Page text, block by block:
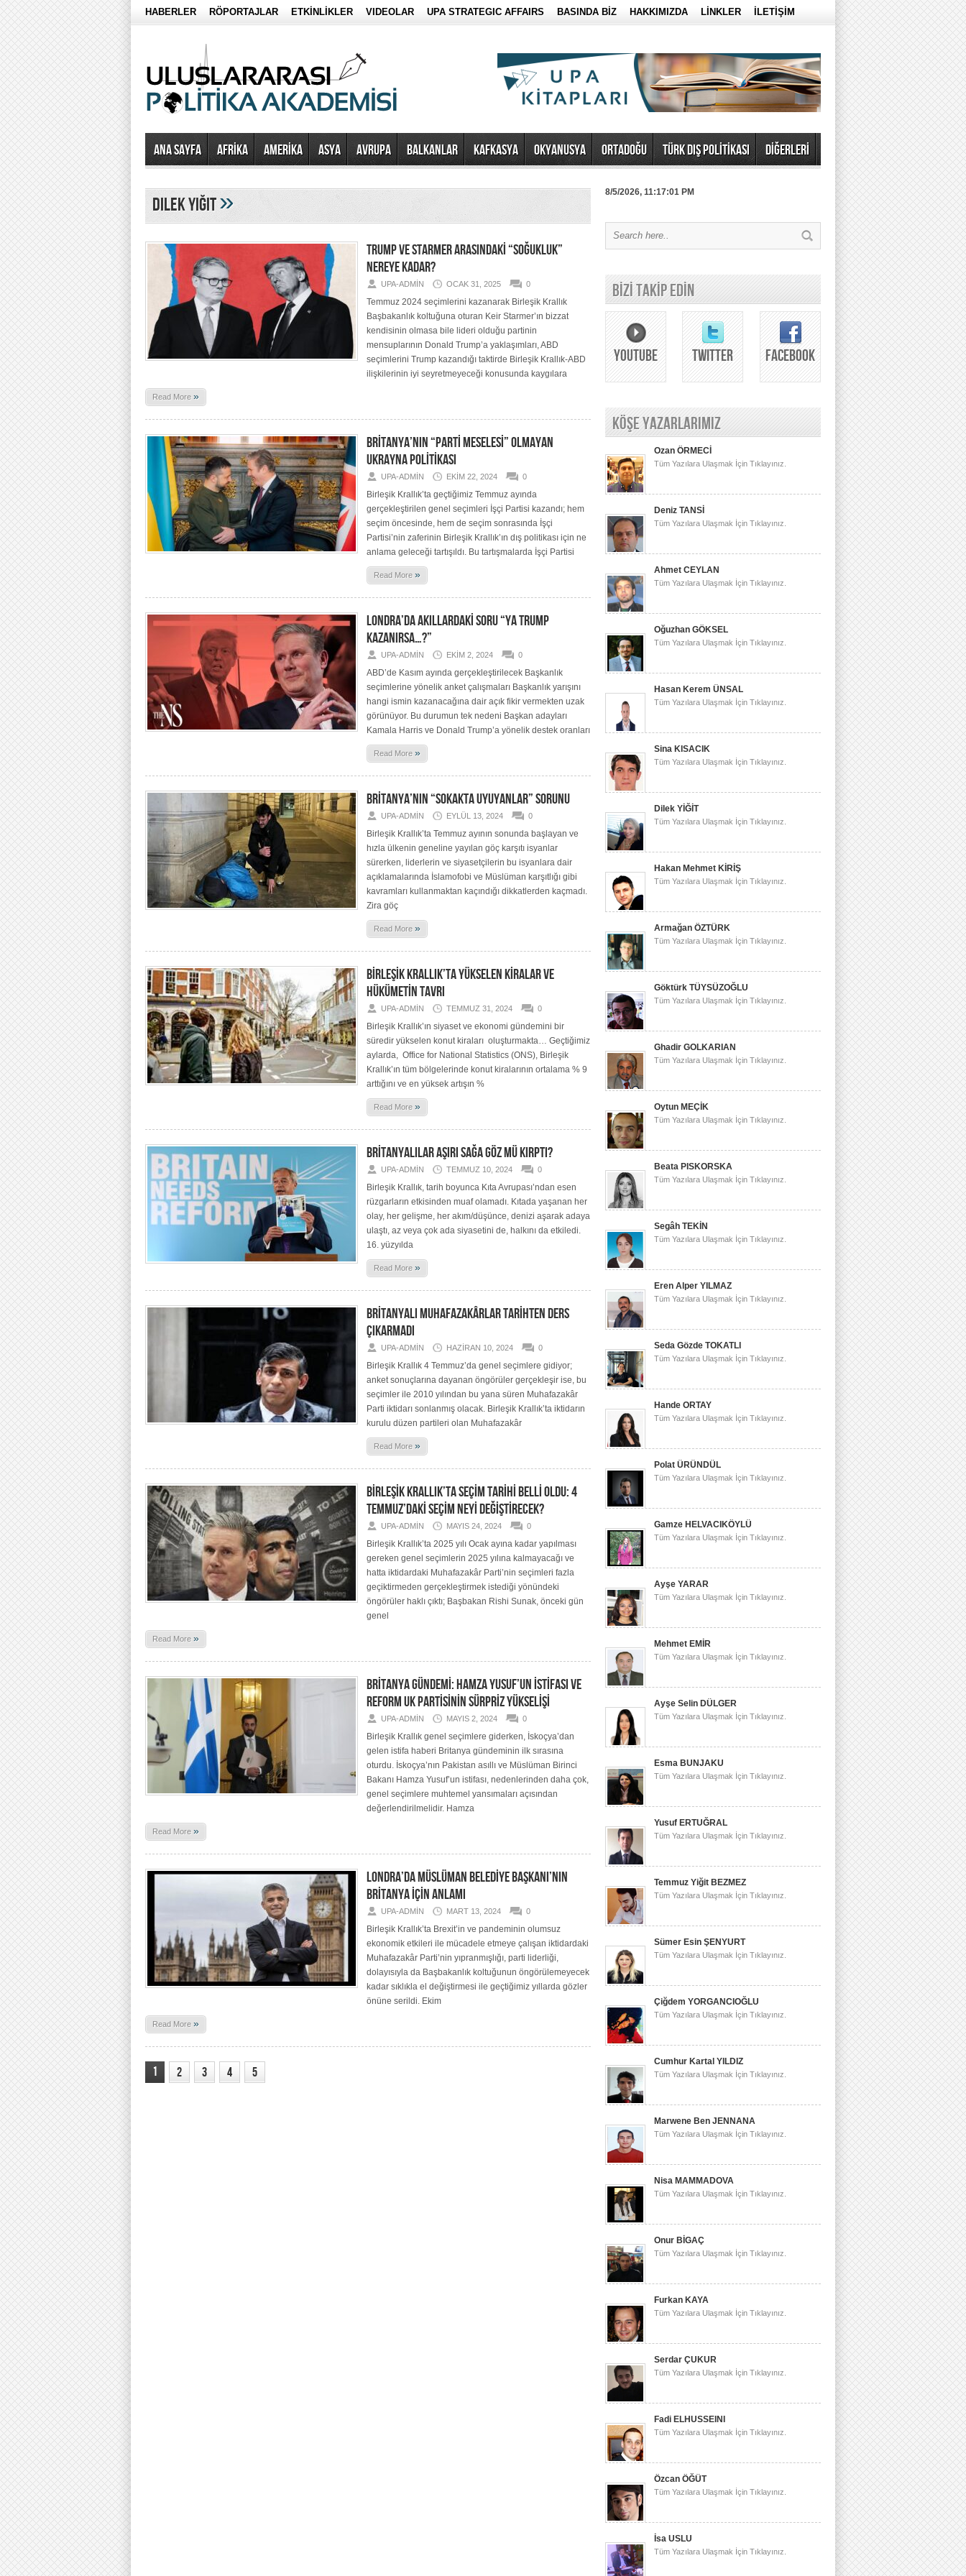
HABERLER RÖPORTAJLAR ETKİNLİKLER VIDEOLAR UPA STRATEGIC AFFAIRS BASINDA BİZ HAKKIMIZDA LİNKLER İLETİŞİM
Ana Sayfa AFRİKA AMERİKA ASYA AVRUPA BALKANLAR KAFKASYA OKYANUSYA ORTADOĞU TÜRK DIŞ POLİTİKASI DİĞERLERİ
dilek yiğit»
TRUMP VE STARMER ARASINDAKİ “SOĞUKLUK”
NEREYE KADAR?
UPA-ADMIN OCAK 31, 2025 0
Temmuz 2024 seçimlerini kazanarak Birleşik Krallık
Başbakanlık koltuğuna oturan Keir Starmer’ın bizzat
kendisinin olmasa bile lideri olduğu partinin
mensuplarının Donald Trump’a yaklaşımları, ABD
seçimlerini Trump kazandığı taktirde Birleşik Krallık-ABD
ilişkilerinin iyi seyretmeyeceği konusunda kaygılara
Read More »
BRİTANYA’NIN “PARTİ MESELESİ” OLMAYAN
UKRAYNA POLİTİKASI
UPA-ADMIN EKIM 22, 2024 0
Birleşik Krallık’ta geçtiğimiz Temmuz ayında
gerçekleştirilen genel seçimleri İşçi Partisi kazandı; hem
seçim öncesinde, hem de seçim sonrasında İşçi
Partisi’nin zaferinin Birleşik Krallık’ın dış politikası için ne
anlama geleceği tartışıldı. Bu tartışmalarda İşçi Partisi
Read More »
LONDRA’DA AKILLARDAKİ SORU “YA TRUMP
KAZANIRSA…?”
UPA-ADMIN EKIM 2, 2024 0
ABD’de Kasım ayında gerçekleştirilecek Başkanlık
seçimlerine yönelik anket çalışmaları Başkanlık yarışını
hangi ismin kazanacağına dair açık fikir vermekten uzak
görünüyor. Bu durumun tek nedeni Başkan adayları
Kamala Harris ve Donald Trump’a yönelik destek oranları
Read More »
BRİTANYA’NIN “SOKAKTA UYUYANLAR” SORUNU
UPA-ADMIN EYLÜL 13, 2024 0
Birleşik Krallık’ta Temmuz ayının sonunda başlayan ve
hızla ülkenin geneline yayılan göç karşıtı isyanlar
sürerken, liderlerin ve siyasetçilerin bu isyanlara dair
açıklamalarında İslamofobi ve Müslüman karşıtlığı gibi
kavramları kullanmaktan kaçındığı dikkatlerden kaçmadı.
Zira göç
Read More »
BİRLEŞİK KRALLIK’TA YÜKSELEN KİRALAR VE
HÜKÜMETİN TAVRI
UPA-ADMIN TEMMUZ 31, 2024 0
Birleşik Krallık’ın siyaset ve ekonomi gündemini bir
süredir yükselen konut kiraları oluşturmakta… Geçtiğimiz
aylarda, Office for National Statistics (ONS), Birleşik
Krallık’ın tüm bölgelerinde konut kiralarının ortalama % 9
arttığını ve en yüksek artışın %
Read More »
BRİTANYALILAR AŞIRI SAĞA GÖZ MÜ KIRPTI?
UPA-ADMIN TEMMUZ 10, 2024 0
Birleşik Krallık, tarih boyunca Kıta Avrupası’ndan esen
rüzgarların etkisinden muaf olamadı. Kıtada yaşanan her
olay, her gelişme, her akım/düşünce, denizi aşarak adaya
ulaştı, az veya çok ada siyasetini de, halkını da etkiledi.
16. yüzyılda
Read More »
BRİTANYALI MUHAFAZAKÂRLAR TARİHTEN DERS
ÇIKARMADI
UPA-ADMIN HAZIRAN 10, 2024 0
Birleşik Krallık 4 Temmuz’da genel seçimlere gidiyor;
anket sonuçlarına dayanan öngörüler gerçekleşir ise, bu
seçimler ile 2010 yılından bu yana süren Muhafazakâr
Parti iktidarı sonlanmış olacak. Birleşik Krallık’ta iktidarın
kurulu düzen partileri olan Muhafazakâr
Read More »
BİRLEŞİK KRALLIK’TA SEÇİM TARİHİ BELLİ OLDU: 4
TEMMUZ’DAKİ SEÇİM NEYİ DEĞİŞTİRECEK?
UPA-ADMIN MAYIS 24, 2024 0
Birleşik Krallık’ta 2025 yılı Ocak ayına kadar yapılması
gereken genel seçimlerin 2025 yılına kalmayacağı ve
hatta iktidardaki Muhafazakâr Parti’nin seçimleri fazla
geçiktirmeden gerçekleştirmek istediği yönündeki
öngörüler haklı çıktı; Başbakan Rishi Sunak, önceki gün
genel
Read More »
BRİTANYA GÜNDEMİ: HAMZA YUSUF’UN İSTİFASI VE
REFORM UK PARTİSİNİN SÜRPRİZ YÜKSELİŞİ
UPA-ADMIN MAYIS 2, 2024 0
Birleşik Krallık genel seçimlere giderken, İskoçya’dan
gelen istifa haberi Britanya gündeminin ilk sırasına
oturdu. İskoçya’nın Pakistan asıllı ve Müslüman Birinci
Bakanı Hamza Yusuf’un istifası, nedenlerinden daha çok,
genel seçimlere muhtemel yansımaları açısından
değerlendirilmelidir. Hamza
Read More »
LONDRA’DA MÜSLÜMAN BELEDİYE BAŞKANI’NIN
BRİTANYA İÇİN ANLAMI
UPA-ADMIN MART 13, 2024 0
Birleşik Krallık’ta Brexit’in ve pandeminin olumsuz
ekonomik etkileri ile mücadele etmeye çalışan iktidardaki
Muhafazakâr Parti’nin yıpranmışlığı, parti liderliği,
dolayısıyla da Başbakanlık koltuğunun öngörülemeyecek
kadar sıklıkla el değiştirmesi ile geçtiğimiz yıllarda gözler
önüne serildi. Ekim
Read More »
1 2 3 4 5
8/5/2026, 11:17:01 PM
BİZİ TAKİP EDİN
YOUTUBE TWITTER FACEBOOK
KÖŞE YAZARLARIMIZ
Ozan ÖRMECİ
Tüm Yazılara Ulaşmak İçin Tıklayınız.
Deniz TANSİ
Tüm Yazılara Ulaşmak İçin Tıklayınız.
Ahmet CEYLAN
Tüm Yazılara Ulaşmak İçin Tıklayınız.
Oğuzhan GÖKSEL
Tüm Yazılara Ulaşmak İçin Tıklayınız.
Hasan Kerem ÜNSAL
Tüm Yazılara Ulaşmak İçin Tıklayınız.
Sina KISACIK
Tüm Yazılara Ulaşmak İçin Tıklayınız.
Dilek YİĞİT
Tüm Yazılara Ulaşmak İçin Tıklayınız.
Hakan Mehmet KİRİŞ
Tüm Yazılara Ulaşmak İçin Tıklayınız.
Armağan ÖZTÜRK
Tüm Yazılara Ulaşmak İçin Tıklayınız.
Göktürk TÜYSÜZOĞLU
Tüm Yazılara Ulaşmak İçin Tıklayınız.
Ghadir GOLKARIAN
Tüm Yazılara Ulaşmak İçin Tıklayınız.
Oytun MEÇİK
Tüm Yazılara Ulaşmak İçin Tıklayınız.
Beata PISKORSKA
Tüm Yazılara Ulaşmak İçin Tıklayınız.
Segâh TEKİN
Tüm Yazılara Ulaşmak İçin Tıklayınız.
Eren Alper YILMAZ
Tüm Yazılara Ulaşmak İçin Tıklayınız.
Seda Gözde TOKATLI
Tüm Yazılara Ulaşmak İçin Tıklayınız.
Hande ORTAY
Tüm Yazılara Ulaşmak İçin Tıklayınız.
Polat ÜRÜNDÜL
Tüm Yazılara Ulaşmak İçin Tıklayınız.
Gamze HELVACIKÖYLÜ
Tüm Yazılara Ulaşmak İçin Tıklayınız.
Ayşe YARAR
Tüm Yazılara Ulaşmak İçin Tıklayınız.
Mehmet EMİR
Tüm Yazılara Ulaşmak İçin Tıklayınız.
Ayşe Selin DÜLGER
Tüm Yazılara Ulaşmak İçin Tıklayınız.
Esma BUNJAKU
Tüm Yazılara Ulaşmak İçin Tıklayınız.
Yusuf ERTUĞRAL
Tüm Yazılara Ulaşmak İçin Tıklayınız.
Temmuz Yiğit BEZMEZ
Tüm Yazılara Ulaşmak İçin Tıklayınız.
Sümer Esin ŞENYURT
Tüm Yazılara Ulaşmak İçin Tıklayınız.
Çiğdem YORGANCIOĞLU
Tüm Yazılara Ulaşmak İçin Tıklayınız.
Cumhur Kartal YILDIZ
Tüm Yazılara Ulaşmak İçin Tıklayınız.
Marwene Ben JENNANA
Tüm Yazılara Ulaşmak İçin Tıklayınız.
Nisa MAMMADOVA
Tüm Yazılara Ulaşmak İçin Tıklayınız.
Onur BİGAÇ
Tüm Yazılara Ulaşmak İçin Tıklayınız.
Furkan KAYA
Tüm Yazılara Ulaşmak İçin Tıklayınız.
Serdar ÇUKUR
Tüm Yazılara Ulaşmak İçin Tıklayınız.
Fadi ELHUSSEINI
Tüm Yazılara Ulaşmak İçin Tıklayınız.
Özcan ÖĞÜT
Tüm Yazılara Ulaşmak İçin Tıklayınız.
İsa USLU
Tüm Yazılara Ulaşmak İçin Tıklayınız.